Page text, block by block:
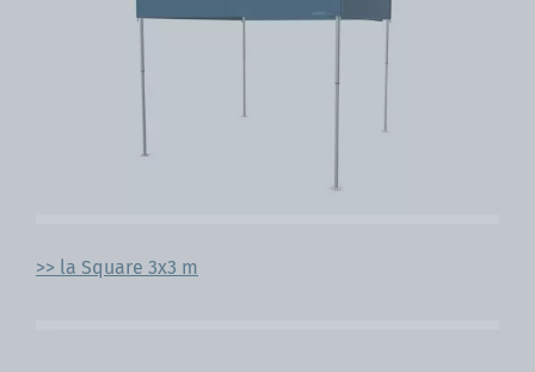
>> la Square 3x3 m